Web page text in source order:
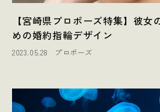
【宮崎県プロポーズ特集】彼
めの婚約指輪デザイン
2023.05.28 プロポーズ